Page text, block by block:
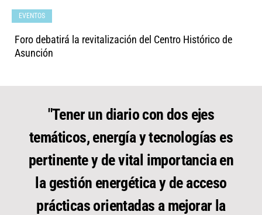
Foro debatirá la revitalización del Centro Histórico de
Asunción
EVENTOS
"Tener un diario con dos ejes
temáticos, energía y tecnologías es
pertinente y de vital importancia en
la gestión energética y de acceso
prácticas orientadas a mejorar la